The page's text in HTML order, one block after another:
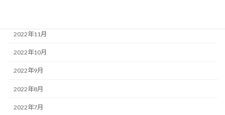
2022年11月
2022年10月
2022年9月
2022年8月
2022年7月